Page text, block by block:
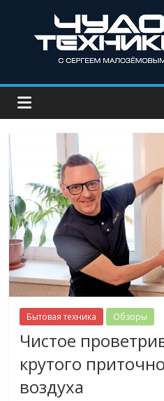
Бытовая техника Обзоры
Чистое
крутого
воздуха